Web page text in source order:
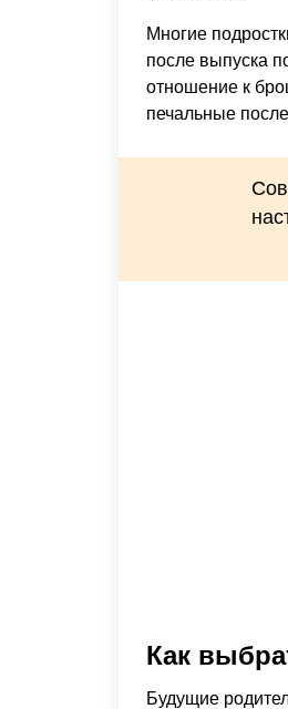
Многие
после выпуска
отношение к
печальные
Как
Будущие